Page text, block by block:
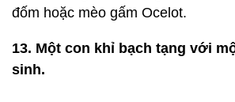
đốm hoặc mèo gấm Ocelot.
13. Một con khỉ bạch tạng với
sinh.